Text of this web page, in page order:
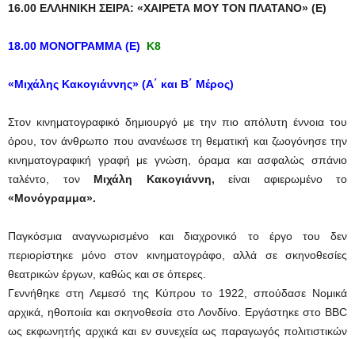
16.00 ΕΛΛΗΝΙΚΗ ΣΕΙΡΑ: «ΧΑΙΡΕΤΑ ΜΟΥ ΤΟΝ ΠΛΑΤΑΝΟ» (Ε)
18.00 ΜΟΝΟΓΡΑΜΜΑ (Ε) Κ8
«Μιχάλης Κακογιάννης» (Α΄ και Β΄ Μέρος)
Στον κινηματογραφικό δημιουργό με την πιο απόλυτη έννοια του
όρου, τον άνθρωπο που ανανέωσε τη θεματική και ζωογόνησε την
κινηματογραφική γραφή με γνώση, όραμα και ασφαλώς σπάνιο
ταλέντο, τον Μιχάλη Κακογιάννη, είναι αφιερωμένο το
«Μονόγραμμα».
Παγκόσμια αναγνωρισμένο και διαχρονικό το έργο του δεν
περιορίστηκε μόνο στον κινηματογράφο, αλλά σε σκηνοθεσίες
θεατρικών έργων, καθώς και σε όπερες.
Γεννήθηκε στη Λεμεσό της Κύπρου το 1922, σπούδασε Νομικά
αρχικά, ηθοποιία και σκηνοθεσία στο Λονδίνο. Εργάστηκε στο BBC
ως εκφωνητής αρχικά και εν συνεχεία ως παραγωγός πολιτιστικών